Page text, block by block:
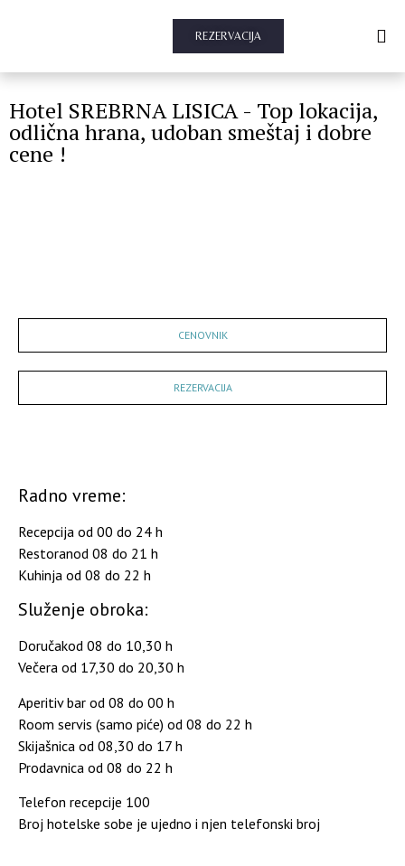
REZERVACIJA
Hotel SREBRNA LISICA - Top lokacija,
odlična hrana, udoban smeštaj i dobre
cene !
CENOVNIK
REZERVACIJA
Radno vreme:
Recepcija od 00 do 24 h
Restoranod 08 do 21 h
Kuhinja od 08 do 22 h
Služenje obroka:
Doručakod 08 do 10,30 h
Večera od 17,30 do 20,30 h
Aperitiv bar od 08 do 00 h
Room servis (samo piće) od 08 do 22 h
Skijašnica od 08,30 do 17 h
Prodavnica od 08 do 22 h
Telefon recepcije 100
Broj hotelske sobe je ujedno i njen telefonski broj